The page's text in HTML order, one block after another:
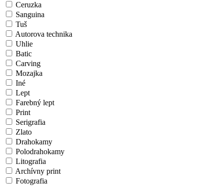
Ceruzka
Sanguina
Tuš
Autorova technika
Uhlie
Batic
Carving
Mozajka
Iné
Lept
Farebný lept
Print
Serigrafia
Zlato
Drahokamy
Polodrahokamy
Litografia
Archívny print
Fotografia